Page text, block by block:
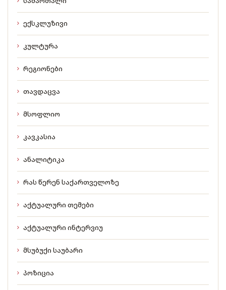
ექსკლუზივი
კულტურა
რეგიონები
თავდაცვა
მსოფლიო
კავკასია
ანალიტიკა
რას წერენ საქართველოზე
აქტუალური თემები
აქტუალური ინტერვიუ
მსუბუქი საუბარი
პოზიცია